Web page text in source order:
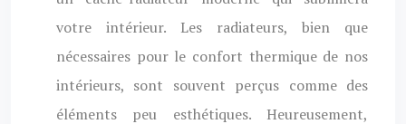
votre intérieur. Les radiateurs, bien que
nécessaires pour le confort thermique de nos
intérieurs, sont souvent perçus comme des
éléments peu esthétiques. Heureusement,